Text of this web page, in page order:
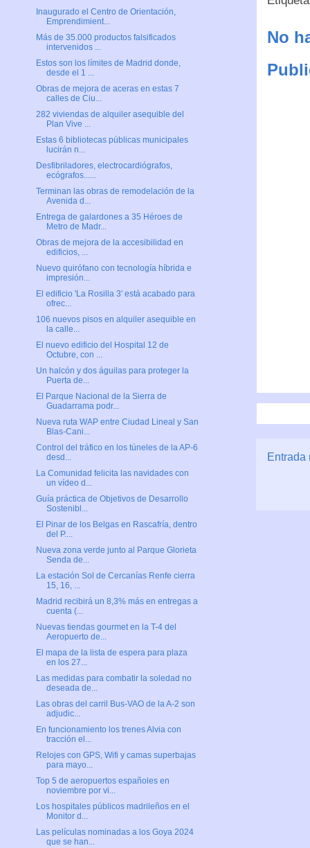
No
Entrada
Inaugurado el Centro de Orientación,
Emprendimient...
Más de 35.000 productos falsificados
intervenidos ...
Estos son los límites de Madrid donde,
desde el 1 ...
Obras de mejora de aceras en estas 7
calles de Ciu...
282 viviendas de alquiler asequible del
Plan Vive ...
Estas 6 bibliotecas públicas municipales
lucirán n...
Desfibriladores, electrocardiógrafos,
ecógrafos......
Terminan las obras de remodelación de la
Avenida d...
Entrega de galardones a 35 Héroes de
Metro de Madr...
Obras de mejora de la accesibilidad en
edificios, ...
Nuevo quirófano con tecnología híbrida e
impresión...
El edificio 'La Rosilla 3' está acabado para
ofrec...
106 nuevos pisos en alquiler asequible en
la calle...
El nuevo edificio del Hospital 12 de
Octubre, con ...
Un halcón y dos águilas para proteger la
Puerta de...
El Parque Nacional de la Sierra de
Guadarrama podr...
Nueva ruta WAP entre Ciudad Lineal y San
Blas-Cani...
Control del tráfico en los túneles de la AP-6
desd...
La Comunidad felicita las navidades con
un vídeo d...
Guía práctica de Objetivos de Desarrollo
Sostenibl...
El Pinar de los Belgas en Rascafría, dentro
del P....
Nueva zona verde junto al Parque Glorieta
Senda de...
La estación Sol de Cercanías Renfe cierra
15, 16, ...
Madrid recibirá un 8,3% más en entregas a
cuenta (...
Nuevas tiendas gourmet en la T-4 del
Aeropuerto de...
El mapa de la lista de espera para plaza
en los 27...
Las medidas para combatir la soledad no
deseada de...
Las obras del carril Bus-VAO de la A-2 son
adjudic...
En funcionamiento los trenes Alvia con
tracción el...
Relojes con GPS, Wifi y camas superbajas
para mayo...
Top 5 de aeropuertos españoles en
noviembre por vi...
Los hospitales públicos madrileños en el
Monitor d...
Las películas nominadas a los Goya 2024
que se han...